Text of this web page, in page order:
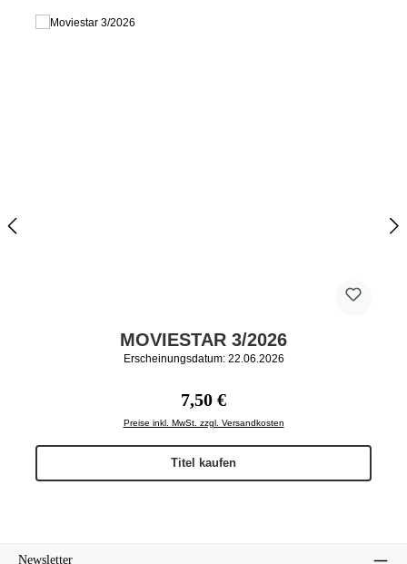
MOVIESTAR 3/2026
Erscheinungsdatum: 22.06.2026
Regulärer Preis:
7,50 €
Preise inkl. MwSt. zzgl. Versandkosten
Titel kaufen
Newsletter